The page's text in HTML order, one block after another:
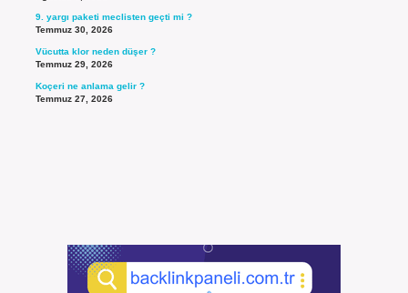
9. yargı paketi meclisten geçti mi ?
Temmuz 30, 2026
Vücutta klor neden düşer ?
Temmuz 29, 2026
Koçeri ne anlama gelir ?
Temmuz 27, 2026